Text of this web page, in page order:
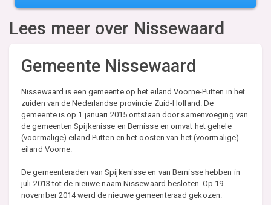
Lees meer over Nissewaard
Gemeente Nissewaard
Nissewaard is een gemeente op het eiland Voorne-Putten in het
zuiden van de Nederlandse provincie Zuid-Holland. De
gemeente is op 1 januari 2015 ontstaan door samenvoeging van
de gemeenten Spijkenisse en Bernisse en omvat het gehele
(voormalige) eiland Putten en het oosten van het (voormalige)
eiland Voorne.
De gemeenteraden van Spijkenisse en van Bernisse hebben in
juli 2013 tot de nieuwe naam Nissewaard besloten. Op 19
november 2014 werd de nieuwe gemeenteraad gekozen.